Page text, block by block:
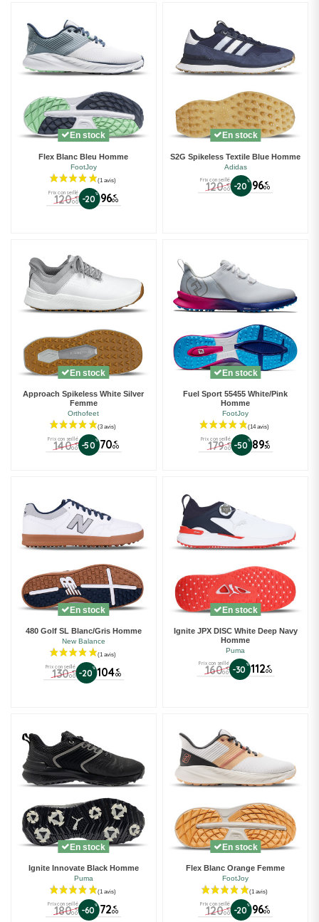
(1 avis)
En stock
Flex Blanc Bleu Homme
FootJoy
Prix conseillé
120 €
00 -20% 96 €
00
En stock
S2G Spikeless Textile Blue Homme
Adidas
Prix conseillé
120 €
00 -20% 96 €
00
En stock
Approach Spikeless White Silver
Femme
Orthofeet
Prix conseillé
140 €
00 -50 % 70 €
00
En stock
Fuel Sport 55455 White/Pink
Homme
FootJoy
Prix conseillé
179 €
00 -50 % 89 €
50
En stock
480 Golf SL Blanc/Gris Homme
New Balance
Prix conseillé
130 €
00 -20% 104 €
00
En stock
Ignite JPX DISC White Deep Navy
Homme
Puma
Prix conseillé
160 €
00 -30 % 112 €
00
En stock
Ignite Innovate Black Homme
Puma
Prix conseillé
180 €
00 -60% 72 €
00
En stock
Flex Blanc Orange Femme
FootJoy
Prix conseillé
120 €
00 -20% 96 €
00